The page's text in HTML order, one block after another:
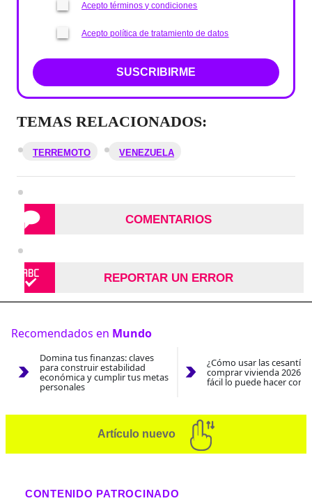
Acepto términos y condiciones
Acepto política de tratamiento de datos
SUSCRIBIRME
TEMAS RELACIONADOS:
TERREMOTO VENEZUELA
COMENTARIOS
REPORTAR UN ERROR
Recomendados en Mundo
Domina tus finanzas: claves
para construir estabilidad
económica y cumplir tus metas
personales
¿Cómo usar las
comprar vivienda 2026?
fácil lo puede hacer con
Artículo nuevo
CONTENIDO PATROCINADO